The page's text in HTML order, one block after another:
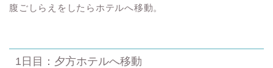
腹ごしらえをしたらホテルへ移動。
1日目：夕方ホテルへ移動